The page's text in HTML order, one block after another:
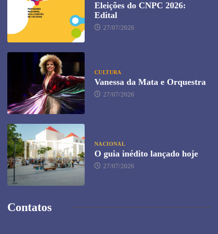
Eleições do CNPC 2026:
Edital
27/07/2026
CULTURA
Vanessa da Mata e Orquestra
27/07/2026
NACIONAL
O guia inédito lançado hoje
27/07/2026
Contatos